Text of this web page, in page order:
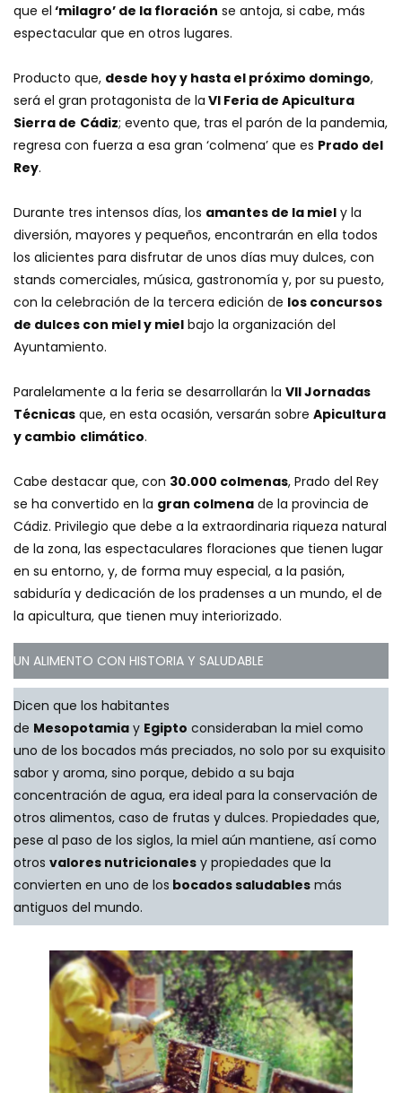
que el ‘milagro’ de la floración se antoja, si cabe, más
espectacular que en otros lugares.
Producto que, desde hoy y hasta el próximo domingo,
será el gran protagonista de la VI Feria de Apicultura
Sierra de Cádiz; evento que, tras el parón de la pandemia,
regresa con fuerza a esa gran ‘colmena’ que es Prado del
Rey.
Durante tres intensos días, los amantes de la miel y la
diversión, mayores y pequeños, encontrarán en ella todos
los alicientes para disfrutar de unos días muy dulces, con
stands comerciales, música, gastronomía y, por su puesto,
con la celebración de la tercera edición de los concursos
de dulces con miel y miel bajo la organización del
Ayuntamiento.
Paralelamente a la feria se desarrollarán la VII Jornadas
Técnicas que, en esta ocasión, versarán sobre Apicultura
y cambio climático.
Cabe destacar que, con 30.000 colmenas, Prado del Rey
se ha convertido en la gran colmena de la provincia de
Cádiz. Privilegio que debe a la extraordinaria riqueza natural
de la zona, las espectaculares floraciones que tienen lugar
en su entorno, y, de forma muy especial, a la pasión,
sabiduría y dedicación de los pradenses a un mundo, el de
la apicultura, que tienen muy interiorizado.
UN ALIMENTO CON HISTORIA Y SALUDABLE
Dicen que los habitantes
de Mesopotamia y Egipto consideraban la miel como
uno de los bocados más preciados, no solo por su exquisito
sabor y aroma, sino porque, debido a su baja
concentración de agua, era ideal para la conservación de
otros alimentos, caso de frutas y dulces. Propiedades que,
pese al paso de los siglos, la miel aún mantiene, así como
otros valores nutricionales y propiedades que la
convierten en uno de los bocados saludables más
antiguos del mundo.